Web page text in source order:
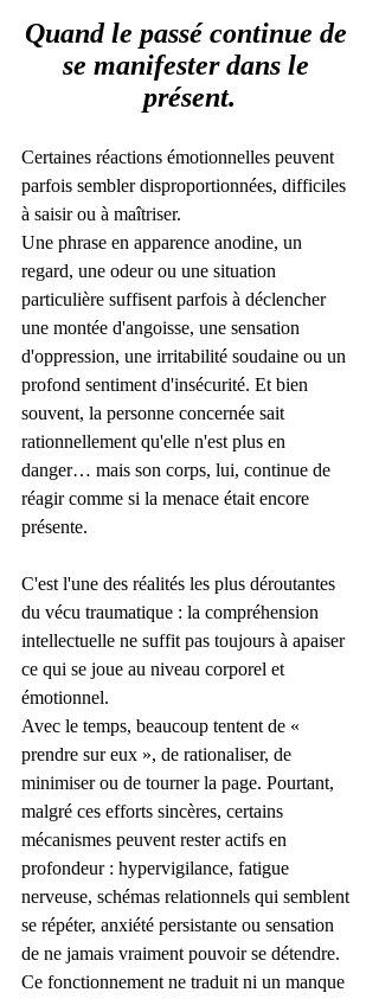
Quand le passé continue de
se manifester dans le
présent.
Certaines réactions émotionnelles peuvent
parfois sembler disproportionnées, difficiles
à saisir ou à maîtriser.
Une phrase en apparence anodine, un
regard, une odeur ou une situation
particulière suffisent parfois à déclencher
une montée d'angoisse, une sensation
d'oppression, une irritabilité soudaine ou un
profond sentiment d'insécurité. Et bien
souvent, la personne concernée sait
rationnellement qu'elle n'est plus en
danger… mais son corps, lui, continue de
réagir comme si la menace était encore
présente.
C'est l'une des réalités les plus déroutantes
du vécu traumatique : la compréhension
intellectuelle ne suffit pas toujours à apaiser
ce qui se joue au niveau corporel et
émotionnel.
Avec le temps, beaucoup tentent de «
prendre sur eux », de rationaliser, de
minimiser ou de tourner la page. Pourtant,
malgré ces efforts sincères, certains
mécanismes peuvent rester actifs en
profondeur : hypervigilance, fatigue
nerveuse, schémas relationnels qui semblent
se répéter, anxiété persistante ou sensation
de ne jamais vraiment pouvoir se détendre.
Ce fonctionnement ne traduit ni un manque